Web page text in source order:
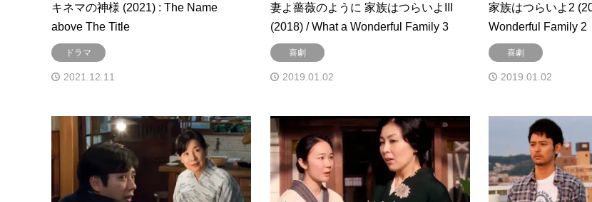
キネマの神様 (2021) : The Name
above The Title
ドラマ
2021.12.11
妻よ薔薇のように 家族はつらいよIII
(2018) / What a Wonderful Family 3
喜劇
2019.01.02
家族はつらいよ2
Wonderful Family 2
喜劇
2019.01.02